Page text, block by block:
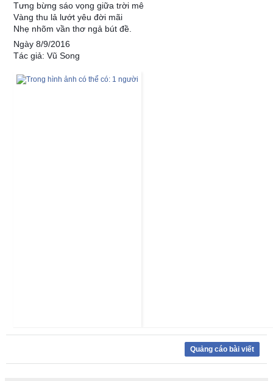
Tưng bừng sáo vọng giữa trời mê
Vàng thu lả lướt yêu đời mãi
Nhẹ nhõm vần thơ ngả bút đề.
Ngày 8/9/2016
Tác giả: Vũ Song
Quảng cáo bài viết